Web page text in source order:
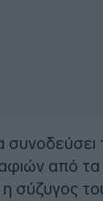
συνοδεύσει
από τα
σύζυγος